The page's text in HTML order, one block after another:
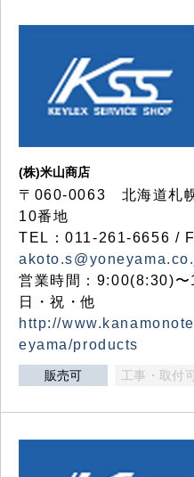
(株)米山商店
〒060-0063 北海道札
10番地
TEL：011-261-6656 /
営業時間：9:00(8:30)
日・祝・他
http://
eyama/products
販売可 工事・取付